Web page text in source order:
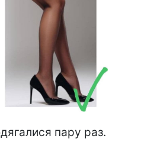
пару раз.